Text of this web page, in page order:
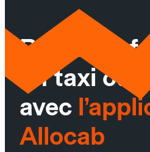
Réservez
un taxi ou
avec
Allocab